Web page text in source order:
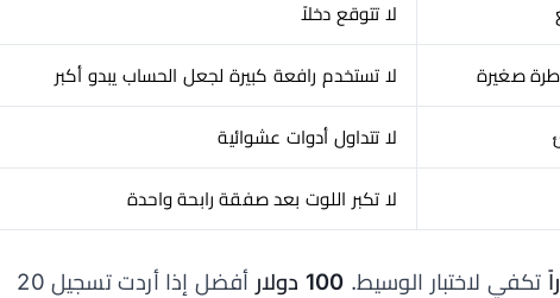
لا تتوقع دخلاً
صغيرة لا تستخدم رافعة كبيرة لجعل الحساب يبدو أكبر
لا تتداول أدوات عشوائية
لا تكبر اللوت بعد صفقة رابحة واحدة
تكفي لاختبار الوسيط. 100 دولار
أفضل إذا أردت تسجيل 20